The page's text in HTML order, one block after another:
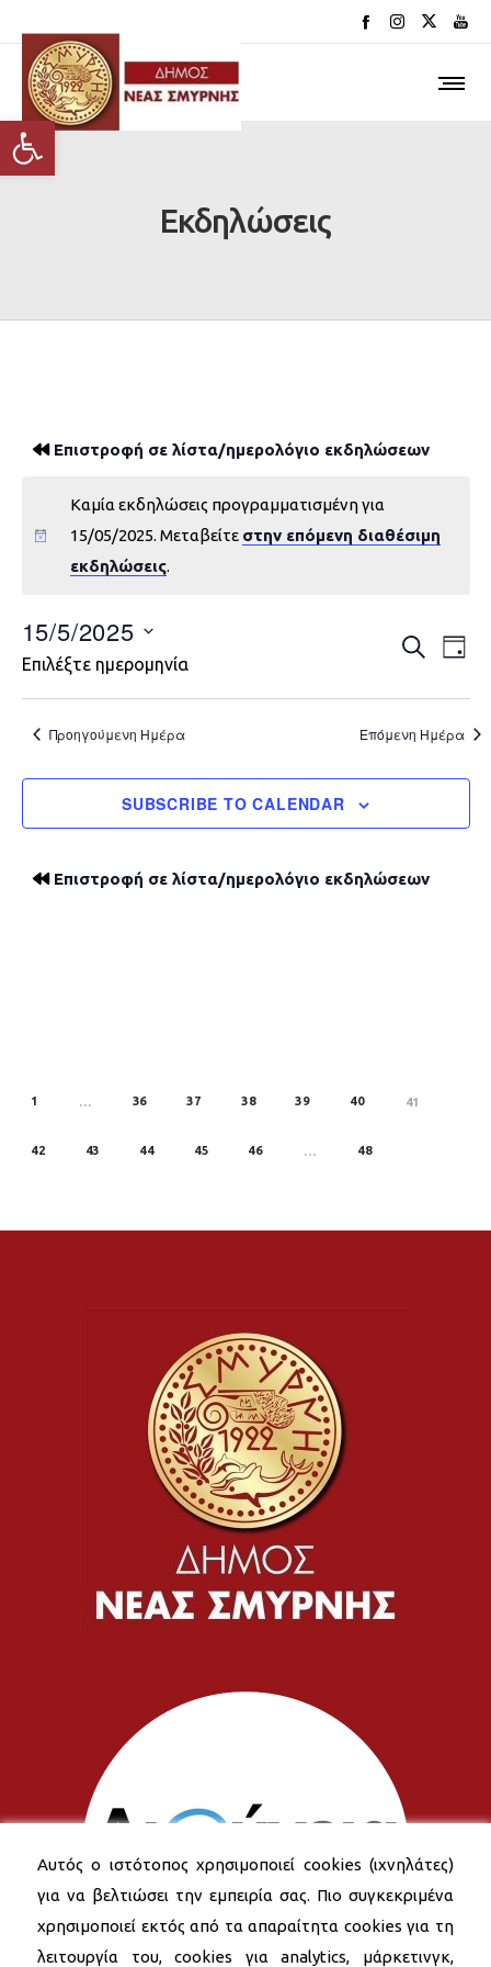
Ανοίξτε τη γραμμή εργαλείων
Εκδηλώσεις
Επιστροφή σε λίστα/ημερολόγιο εκδηλώσεων
Καμία εκδηλώσεις προγραμματισμένη για
15/05/2025. Μεταβείτε στην επόμενη διαθέσιμη
εκδηλώσεις.
Search
and
Views
DAY
15/5/2025
Επιλέξτε ημερομηνία
Προηγούμενη Ημέρα Επόμενη Ημέρα
SUBSCRIBE TO CALENDAR
Επιστροφή σε λίστα/ημερολόγιο εκδηλώσεων
1 … 36 37 38 39 40 41
42 43 44 45 46 … 48
Αυτός ο ιστότοπος χρησιμοποιεί cookies (ιχνηλάτες)
για να βελτιώσει την εμπειρία σας. Πιο συγκεκριμένα
χρησιμοποιεί εκτός από τα απαραίτητα cookies για τη
λειτουργία του, cookies για analytics, μάρκετινγκ,